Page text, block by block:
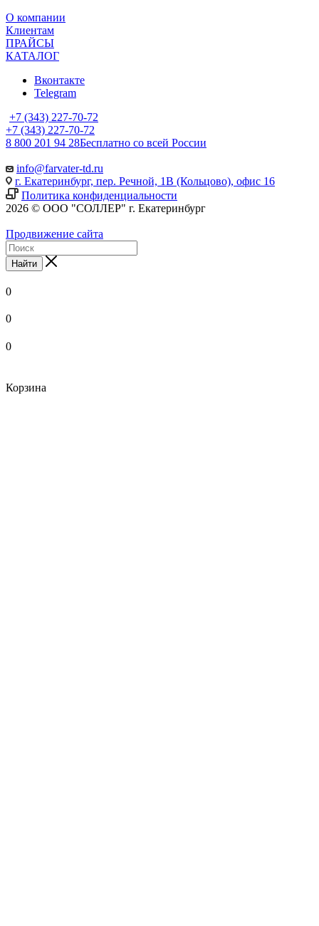
О компании
Клиентам
ПРАЙСЫ
КАТАЛОГ
Вконтакте
Telegram
+7 (343) 227-70-72
+7 (343) 227-70-72
8 800 201 94 28Бесплатно со всей России
info@farvater-td.ru
г. Екатеринбург, пер. Речной, 1В (Кольцово), офис 16
Политика конфиденциальности
2026 © ООО "СОЛЛЕР" г. Екатеринбург
Продвижение сайта
Найти
0
0
0
Корзина